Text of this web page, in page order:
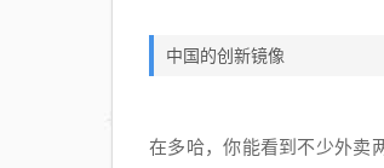
中国的创新镜像
在多哈，你能看到不少外卖